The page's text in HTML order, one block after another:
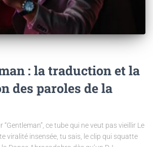
: la traduction et la
des paroles de la
“Gentleman”, ce tube qui ne veut pas vieillir Le
viralité insensée, tu sais, le clip qui squatte